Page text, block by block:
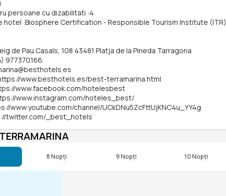
persoane cu dizabilitati :4
hotel :Biosphere Certification - Responsible Tourism Institute (ITR)
de Pau Casals, 108 43481 Platja de la Pineda Tarragona
977370166
www.besthotels.es/best-terramarina.html
www.facebook.com/hotelesbest
www.instagram.com/hoteles_best/
www.youtube.com/channel/UCkDNu5ZcFttUjKNC4u_YY4g
twitter.com/_best_hotels
8 Nopți 9 Nopți 10 Nopți